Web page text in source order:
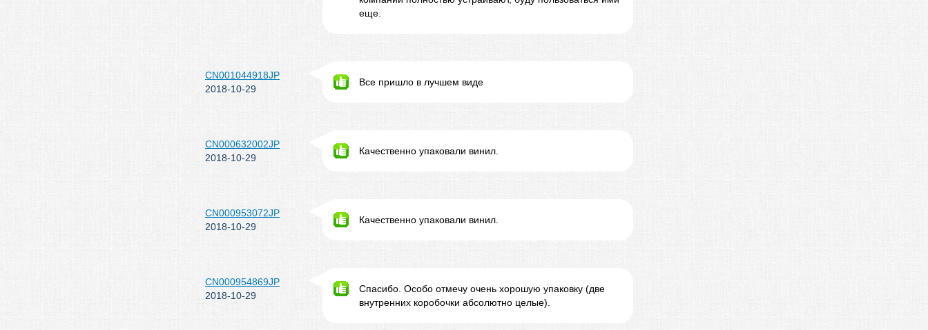
еще.
CN001044918JP
2018-10-29
Все пришло в лучшем виде
CN000632002JP
2018-10-29
Качественно упаковали винил.
CN000953072JP
2018-10-29
Качественно упаковали винил.
CN000954869JP
2018-10-29
Спасибо. Особо отмечу очень хорошую упаковку (две
внутренних коробочки абсолютно целые).